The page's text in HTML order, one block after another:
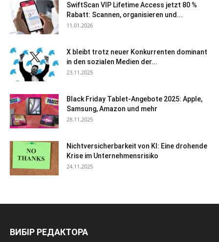
SwiftScan VIP Lifetime Access jetzt 80 %
Rabatt: Scannen, organisieren und...
11.01.2026
X bleibt trotz neuer Konkurrenten dominant
in den sozialen Medien der...
23.11.2025
Black Friday Tablet-Angebote 2025: Apple,
Samsung, Amazon und mehr
28.11.2025
Nichtversicherbarkeit von KI: Eine drohende
Krise im Unternehmensrisiko
24.11.2025
ВИБІР РЕДАКТОРА